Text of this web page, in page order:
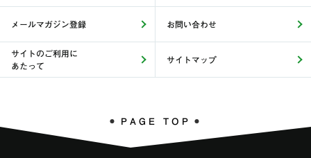
メールマガジン登録 お問い合わせ
サイトのご利用に
あたって
サイトマップ
PAGE TOP